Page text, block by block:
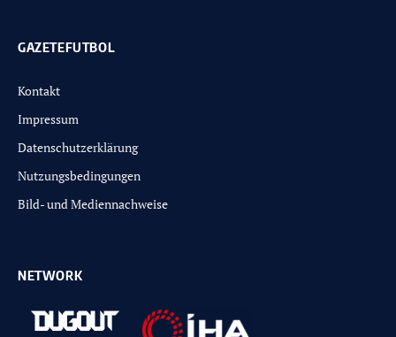
GAZETEFUTBOL
Kontakt
Impressum
Datenschutzerklärung
Nutzungsbedingungen
Bild- und Mediennachweise
NETWORK